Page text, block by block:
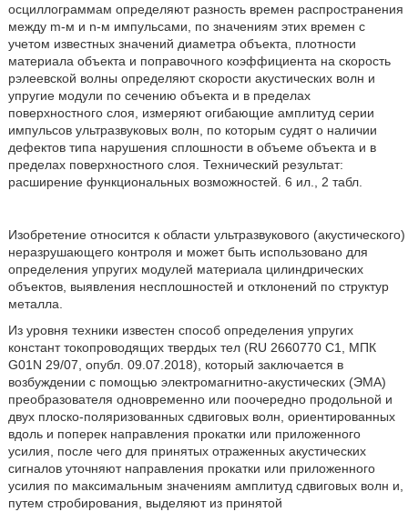
осциллограммам определяют разность времен распространения
между m-м и n-м импульсами, по значениям этих времен с
учетом известных значений диаметра объекта, плотности
материала объекта и поправочного коэффициента на скорость
рэлеевской волны определяют скорости акустических волн и
упругие модули по сечению объекта и в пределах
поверхностного слоя, измеряют огибающие амплитуд серии
импульсов ультразвуковых волн, по которым судят о наличии
дефектов типа нарушения сплошности в объеме объекта и в
пределах поверхностного слоя. Технический результат:
расширение функциональных возможностей. 6 ил., 2 табл.
Изобретение относится к области ультразвукового (акустического)
неразрушающего контроля и может быть использовано для
определения упругих модулей материала цилиндрических
объектов, выявления несплошностей и отклонений по структур
металла.
Из уровня техники известен способ определения упругих
констант токопроводящих твердых тел (RU 2660770 C1, МПК
G01N 29/07, опубл. 09.07.2018), который заключается в
возбуждении с помощью электромагнитно-акустических (ЭМА)
преобразователя одновременно или поочередно продольной и
двух плоско-поляризованных сдвиговых волн, ориентированных
вдоль и поперек направления прокатки или приложенного
усилия, после чего для принятых отраженных акустических
сигналов уточняют направления прокатки или приложенного
усилия по максимальным значениям амплитуд сдвиговых волн и,
путем стробирования, выделяют из принятой